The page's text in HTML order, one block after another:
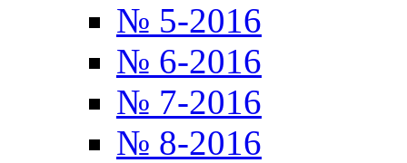
№ 5-2016
№ 6-2016
№ 7-2016
№ 8-2016